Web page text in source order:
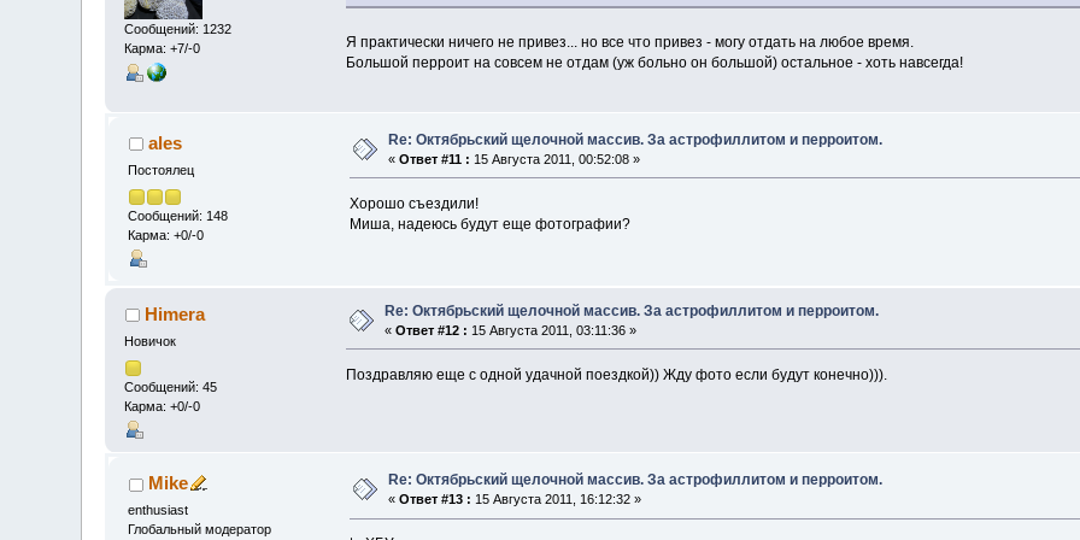
Сообщений: 1232
Карма: +7/-0
Я практически ничего не привез... но все что привез - могу отдать на любое время.
Большой перроит на совсем не отдам (уж больно он большой) остальное - хоть навсегда!
ales
Постоялец
Сообщений: 148
Карма: +0/-0
Re: Октябрьский щелочной массив. За астрофиллитом и перроитом.
«Ответ #11 : 15 Августа 2011, 00:52:08 »
Хорошо съездили!
Миша, надеюсь будут еще фотографии?
Himera
Новичок
Сообщений: 45
Карма: +0/-0
Re: Октябрьский щелочной массив. За астрофиллитом и перроитом.
«Ответ #12 : 15 Августа 2011, 03:11:36 »
Поздравляю еще с одной удачной поездкой)) Жду фото если будут конечно))).
Mike
enthusiast
Глобальный модератор
Re: Октябрьский щелочной массив. За астрофиллитом и перроитом.
«Ответ #13 : 15 Августа 2011, 16:12:32 »